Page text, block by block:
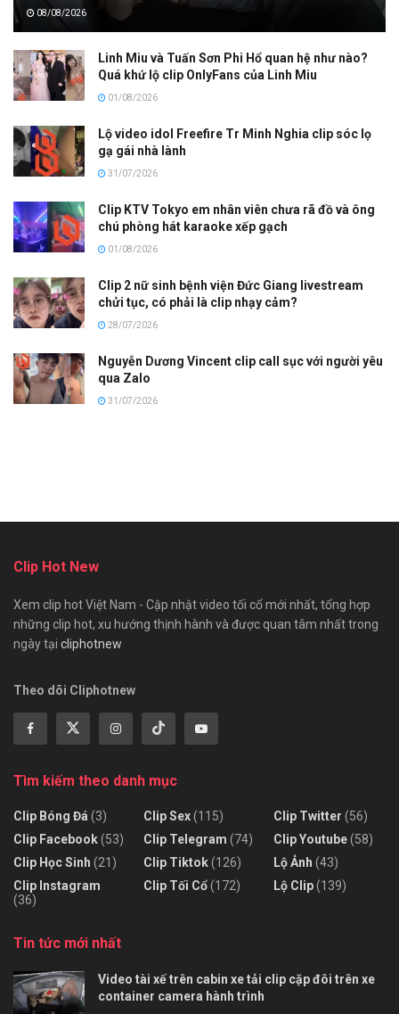
08/08/2026
Linh Miu và Tuấn Sơn Phi Hổ quan hệ như nào?
Quá khứ lộ clip OnlyFans của Linh Miu
01/08/2026
Lộ video idol Freefire Tr Minh Nghia clip sóc lọ
gạ gái nhà lành
31/07/2026
Clip KTV Tokyo em nhân viên chưa rã đồ và ông
chú phòng hát karaoke xếp gạch
01/08/2026
Clip 2 nữ sinh bệnh viện Đức Giang livestream
chửi tục, có phải là clip nhạy cảm?
28/07/2026
Nguyễn Dương Vincent clip call sục với người yêu
qua Zalo
31/07/2026
Clip Hot New
Xem clip hot Việt Nam - Cập nhật video tối cổ mới nhất, tổng hợp
những clip hot, xu hướng thịnh hành và được quan tâm nhất trong
ngày tại cliphotnew
Theo dõi Cliphotnew
Tìm kiếm theo danh mục
Clip Bóng Đá (3)
Clip Facebook(53)
Clip Học Sinh (21)
Clip Instagram
(36)
Clip Sex(115)
Clip Telegram (74)
Clip Tiktok(126)
Clip Tối Cổ(172)
Clip Twitter (56)
Clip Youtube(58)
Lộ Ảnh (43)
Lộ Clip(139)
Tin tức mới nhất
Video tài xế trên cabin xe tải clip cặp đôi trên xe
container camera hành trình